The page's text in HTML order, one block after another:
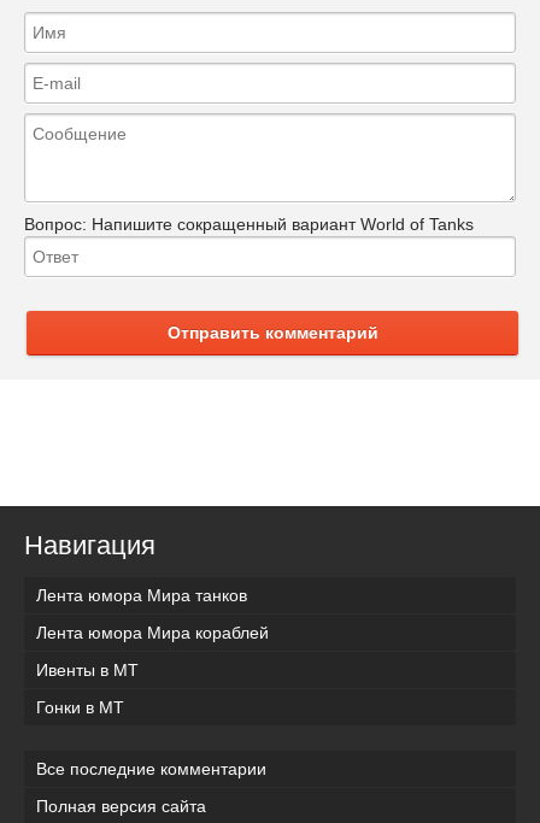
Вопрос: Напишите сокращенный вариант World of Tanks
Отправить комментарий
Навигация
Лента юмора Мира танков
Лента юмора Мира кораблей
Ивенты в МТ
Гонки в МТ
Все последние комментарии
Полная версия сайта